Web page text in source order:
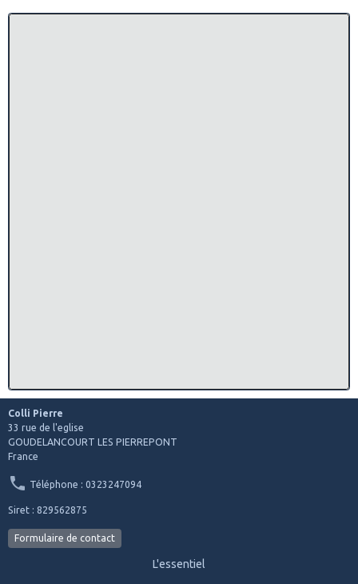
Colli Pierre
33 rue de l'eglise
GOUDELANCOURT LES PIERREPONT
France
Téléphone : 0323247094
Siret : 829562875
Formulaire de contact
L'essentiel